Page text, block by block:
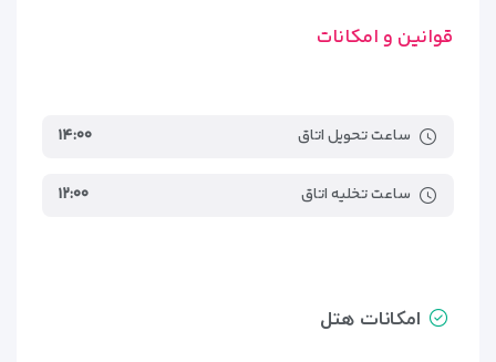
قوانین و امکانات
ساعت تحویل اتاق ۱۴:۰۰
ساعت تخلیه اتاق ۱۲:۰۰
امکانات هتل